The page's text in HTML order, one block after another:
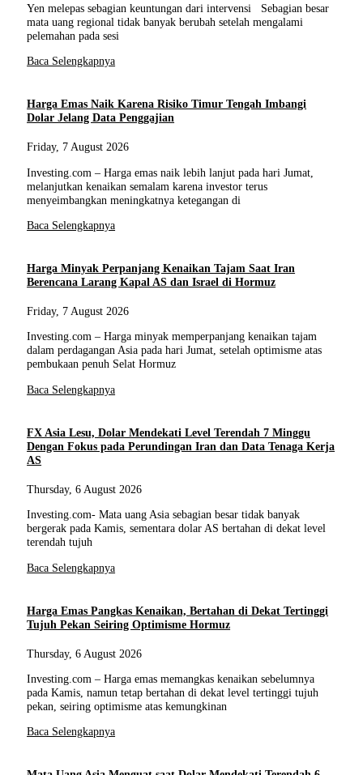
Yen melepas sebagian keuntungan dari intervensi Sebagian besar
mata uang regional tidak banyak berubah setelah mengalami
pelemahan pada sesi
Baca Selengkapnya
Harga Emas Naik Karena Risiko Timur Tengah Imbangi
Dolar Jelang Data Penggajian
Friday, 7 August 2026
Investing.com – Harga emas naik lebih lanjut pada hari Jumat,
melanjutkan kenaikan semalam karena investor terus
menyeimbangkan meningkatnya ketegangan di
Baca Selengkapnya
Harga Minyak Perpanjang Kenaikan Tajam Saat Iran
Berencana Larang Kapal AS dan Israel di Hormuz
Friday, 7 August 2026
Investing.com – Harga minyak memperpanjang kenaikan tajam
dalam perdagangan Asia pada hari Jumat, setelah optimisme atas
pembukaan penuh Selat Hormuz
Baca Selengkapnya
FX Asia Lesu, Dolar Mendekati Level Terendah 7 Minggu
Dengan Fokus pada Perundingan Iran dan Data Tenaga Kerja
AS
Thursday, 6 August 2026
Investing.com- Mata uang Asia sebagian besar tidak banyak
bergerak pada Kamis, sementara dolar AS bertahan di dekat level
terendah tujuh
Baca Selengkapnya
Harga Emas Pangkas Kenaikan, Bertahan di Dekat Tertinggi
Tujuh Pekan Seiring Optimisme Hormuz
Thursday, 6 August 2026
Investing.com – Harga emas memangkas kenaikan sebelumnya
pada Kamis, namun tetap bertahan di dekat level tertinggi tujuh
pekan, seiring optimisme atas kemungkinan
Baca Selengkapnya